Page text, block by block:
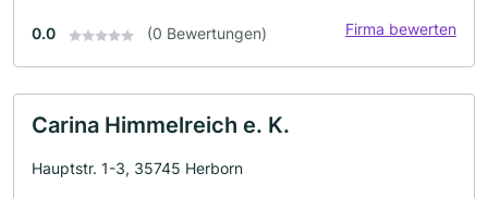
0.0 (0 Bewertungen) Firma bewerten
Carina Himmelreich e. K.
Hauptstr. 1-3, 35745 Herborn